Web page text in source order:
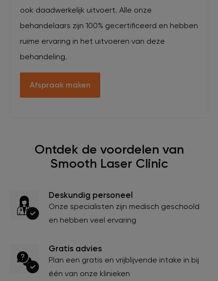
ook daadwerkelijk uitvoert. Alle onze
behandelaars zijn 100% gecertificeerd en hebben
ruime ervaring in het uitvoeren van deze
behandeling.
Afspraak maken
Ontdek de voordelen van
Smooth Laser Clinic
Deskundig personeel
Onze specialisten zijn medisch geschoold
en hebben veel ervaring
Gratis advies
Plan een gratis en vrijblijvende intake in bij
één van onze klinieken